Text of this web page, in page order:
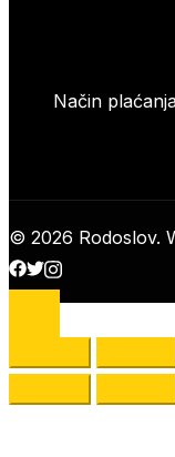
Način
© 2026 Rodoslov.